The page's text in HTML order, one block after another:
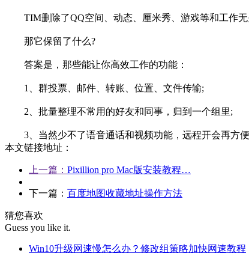
TIM删除了QQ空间、动态、厘米秀、游戏等和工作无
那它保留了什么?
答案是，那些能让你高效工作的功能：
1、群投票、邮件、转账、位置、文件传输;
2、批量整理不常用的好友和同事，归到一个组里;
3、当然少不了语音通话和视频功能，远程开会再方便
本文链接地址：
上一篇： Pixillion pro Mac版安装教程…
下一篇： 百度地图收藏地址操作方法
猜您喜欢
Guess you like it.
Win10升级网速慢怎么办？修改组策略加快网速教程